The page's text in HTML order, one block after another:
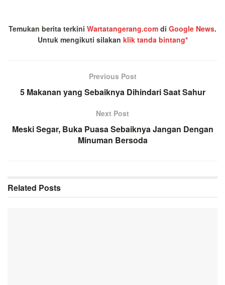
Temukan berita terkini Wartatangerang.com di Google News.
Untuk mengikuti silakan klik tanda bintang*
Previous Post
5 Makanan yang Sebaiknya Dihindari Saat Sahur
Next Post
Meski Segar, Buka Puasa Sebaiknya Jangan Dengan
Minuman Bersoda
Related Posts